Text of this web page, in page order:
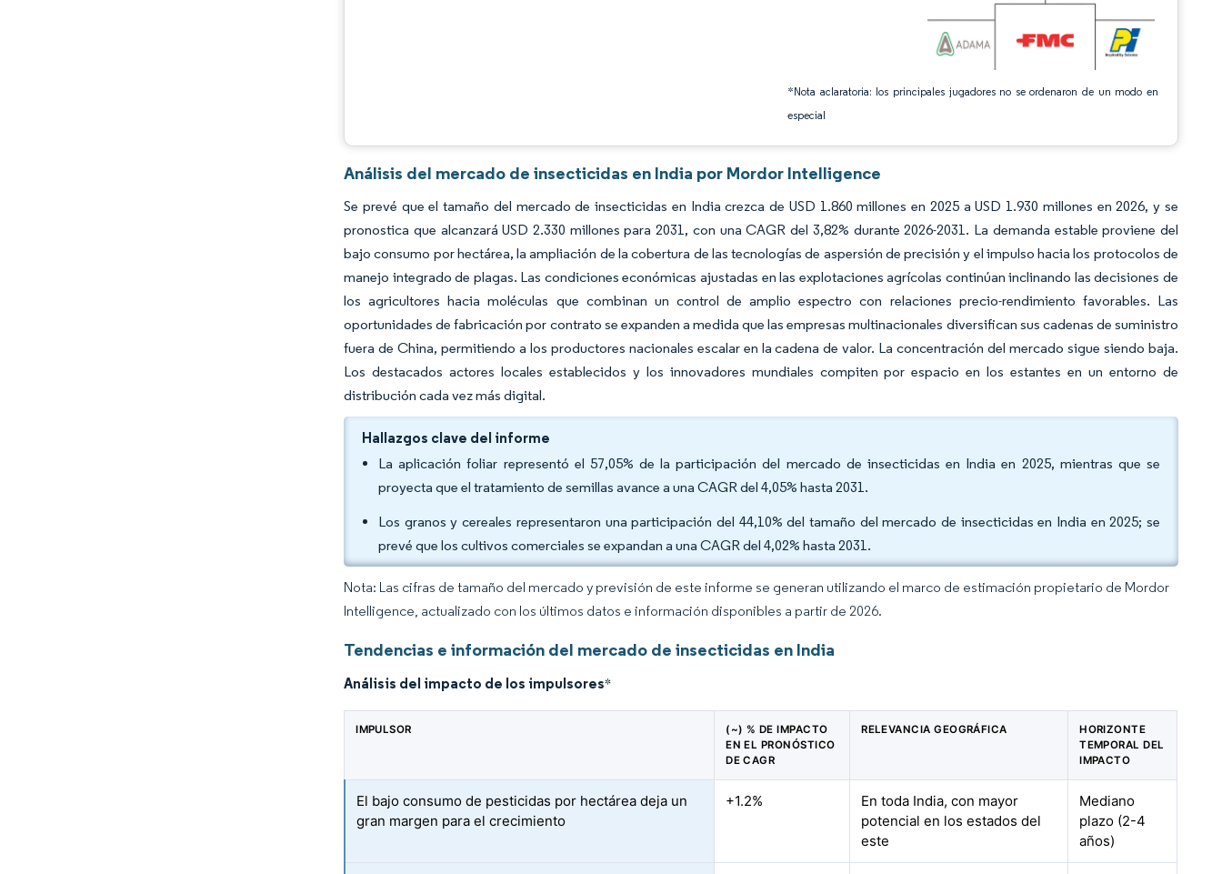
*Nota aclaratoria: los principales jugadores no se ordenaron de un modo en
especial
Análisis del mercado de insecticidas en India por Mordor Intelligence
Se prevé que el tamaño del mercado de insecticidas en India crezca de USD 1.860 millones en 2025 a USD 1.930 millones en 2026, y se
pronostica que alcanzará USD 2.330 millones para 2031, con una CAGR del 3,82% durante 2026-2031. La demanda estable proviene del
bajo consumo por hectárea, la ampliación de la cobertura de las tecnologías de aspersión de precisión y el impulso hacia los protocolos de
manejo integrado de plagas. Las condiciones económicas ajustadas en las explotaciones agrícolas continúan inclinando las decisiones de
los agricultores hacia moléculas que combinan un control de amplio espectro con relaciones precio-rendimiento favorables. Las
oportunidades de fabricación por contrato se expanden a medida que las empresas multinacionales diversifican sus cadenas de suministro
fuera de China, permitiendo a los productores nacionales escalar en la cadena de valor. La concentración del mercado sigue siendo baja.
Los destacados actores locales establecidos y los innovadores mundiales compiten por espacio en los estantes en un entorno de
distribución cada vez más digital.
Hallazgos clave del informe
La aplicación foliar representó el 57,05% de la participación del mercado de insecticidas en India en 2025, mientras que se
proyecta que el tratamiento de semillas avance a una CAGR del 4,05% hasta 2031.
Los granos y cereales representaron una participación del 44,10% del tamaño del mercado de insecticidas en India en 2025; se
prevé que los cultivos comerciales se expandan a una CAGR del 4,02% hasta 2031.
Nota: Las cifras de tamaño del mercado y previsión de este informe se generan utilizando el marco de estimación propietario de Mordor
Intelligence, actualizado con los últimos datos e información disponibles a partir de 2026.
Tendencias e información del mercado de insecticidas en India
Análisis del impacto de los impulsores*
IMPULSOR
(~) % DE IMPACTO
EN EL PRONÓSTICO
DE CAGR
RELEVANCIA GEOGRÁFICA
HORIZONTE
TEMPORAL DEL
IMPACTO
El bajo consumo de pesticidas por hectárea deja un
gran margen para el crecimiento
+1.2%
En toda India, con mayor
potencial en los estados del
este
Mediano
plazo (2-4
años)